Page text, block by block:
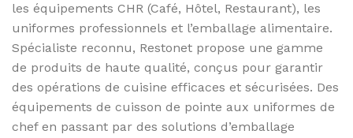
les équipements CHR (Café, Hôtel, Restaurant), les
uniformes professionnels et l’emballage alimentaire.
Spécialiste reconnu, Restonet propose une gamme
de produits de haute qualité, conçus pour garantir
des opérations de cuisine efficaces et sécurisées. Des
équipements de cuisson de pointe aux uniformes de
chef en passant par des solutions d’emballage